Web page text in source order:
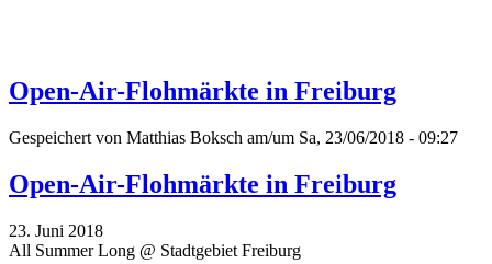
Open-Air-Flohmärkte in Freiburg
Gespeichert von Matthias Boksch am/um Sa, 23/06/2018 - 09:27
Open-Air-Flohmärkte in Freiburg
23. Juni 2018
All Summer Long @ Stadtgebiet Freiburg